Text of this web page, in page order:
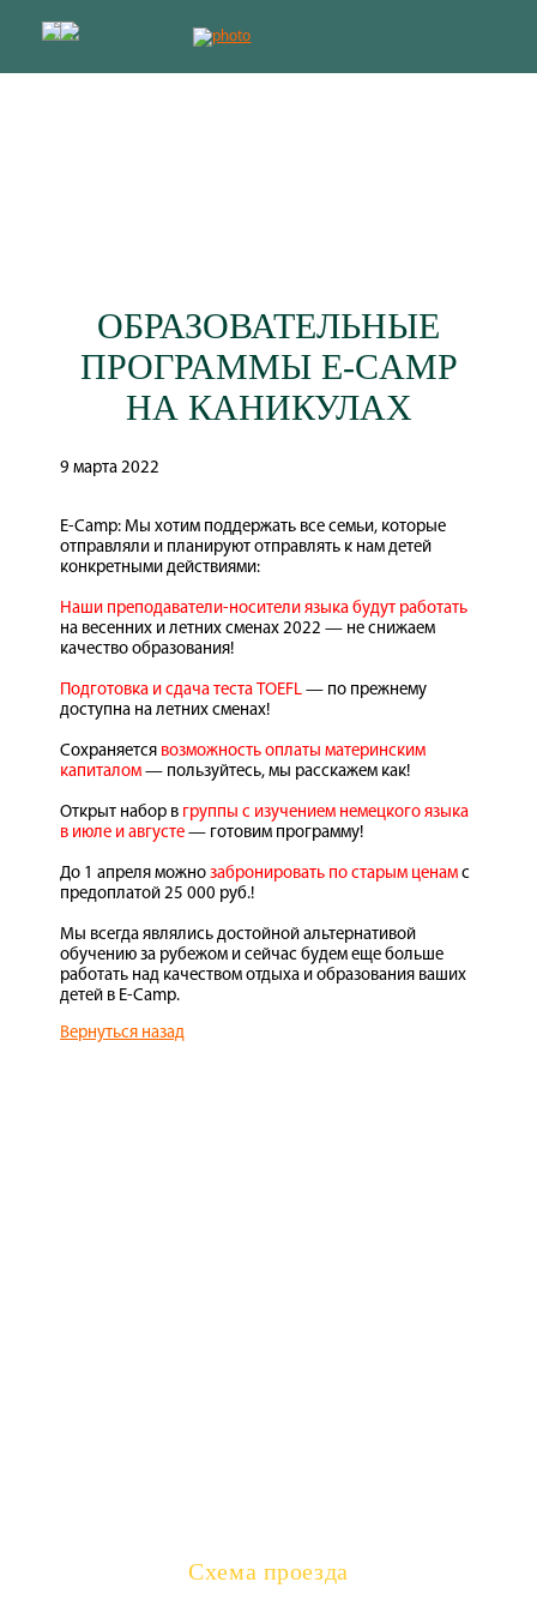
ОБРАЗОВАТЕЛЬНЫЕ
ПРОГРАММЫ E-CAMP
НА КАНИКУЛАХ
9 марта 2022
E-Camp: Мы хотим поддержать все семьи, которые
отправляли и планируют отправлять к нам детей
конкретными действиями:
Наши преподаватели-носители языка будут работать
на весенних и летних сменах 2022 — не снижаем
качество образования!
Подготовка и сдача теста TOEFL — по прежнему
доступна на летних сменах!
Сохраняется возможность оплаты материнским
капиталом — пользуйтесь, мы расскажем как!
Открыт набор в группы с изучением немецкого языка
в июле и августе — готовим программу!
До 1 апреля можно забронировать по старым ценам с
предоплатой 25 000 руб.!
Мы всегда являлись достойной альтернативой
обучению за рубежом и сейчас будем еще больше
работать над качеством отдыха и образования ваших
детей в E-Camp.
Вернуться назад
Схема проезда